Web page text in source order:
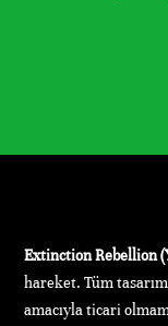
Extinction Rebellion
hareket. Tüm
amacıyla ticari